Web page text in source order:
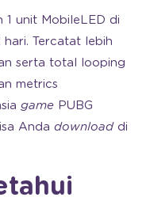
1 unit MobileLED di
hari. Tercatat lebih
serta total looping
metrics
game PUBG
Anda download di